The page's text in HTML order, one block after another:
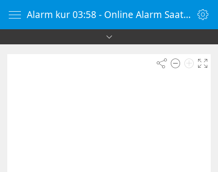
Alarm kur 03:58 - Online Alarm Saati - Alarm Kur